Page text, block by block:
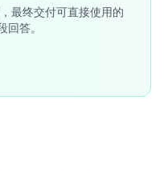
最终交付可直接使用的
答。